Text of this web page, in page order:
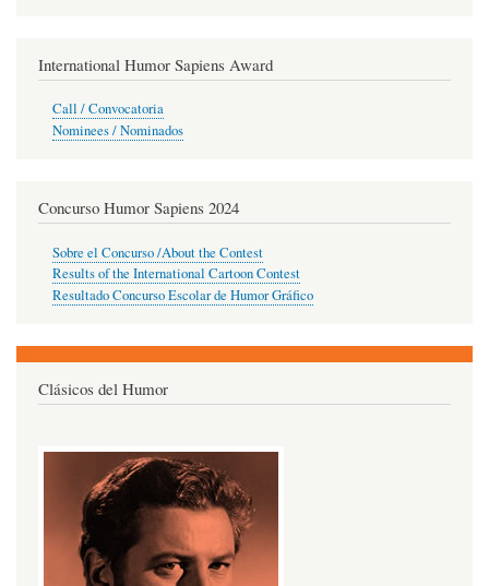
International Humor Sapiens Award
Call / Convocatoria
Nominees / Nominados
Concurso Humor Sapiens 2024
Sobre el Concurso /About the Contest
Results of the International Cartoon Contest
Resultado Concurso Escolar de Humor Gráfico
Clásicos del Humor